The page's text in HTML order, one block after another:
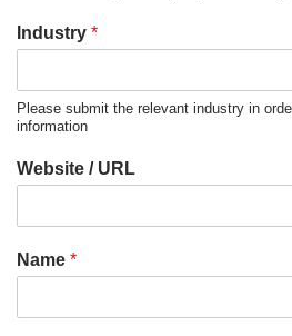
Industry *
Please submit the relevant industry in
information
Website / URL
Name *